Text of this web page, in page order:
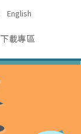
English
下載專區